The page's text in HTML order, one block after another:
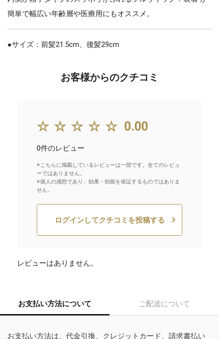
簡単で幅広い年齢層や医療用にもオススメ。
●サイズ：前髪21.5cm、後髪29cm
お客様からのクチコミ
☆☆☆☆☆ 0.00
0件のレビュー
※こちらに掲載しているレビューは一部です。全てのレビュ
ーではありません。
※個人の感想であり、効果・効能を保証するものではありま
せん。
ログインしてクチコミを投稿する
レビューはありません。
お支払い方法について ご配送について
お支払い方法は、代金引換、クレジットカード、請求書払い